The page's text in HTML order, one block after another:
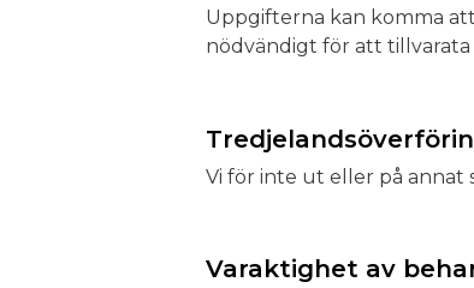
Uppgifterna kan komma
nödvändigt för att
Vi för inte ut eller på annat
Varaktighet av